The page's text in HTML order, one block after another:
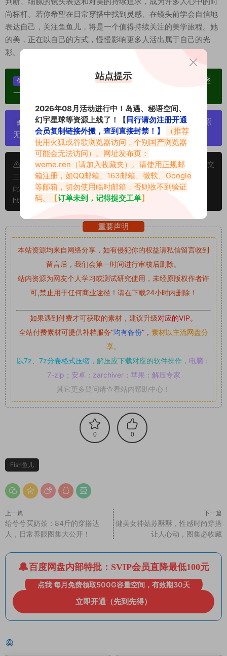
尚标杆。若你希望在日常穿搭中找到灵感、在镜头前学会自信地
表达自己，关注鱼鱼儿，将是一个值得持续关注的美学旅程。她
的美，正在以自己的方式，慢慢影响更多人活出属于自己的光
彩。
优势：
单个博主作品统一整合分享、素材高度去重复、逐
一归档方便收藏！
提示：
严禁搬运资源链接，一经发现封号处理，素材资源
无露点、需求请绕道，关闭本站网页！
申明：本文资源均来源网友分享，若侵犯了您的权限可以提交
工单处理。
此外本文章皆属于原创文章，转载请注明出处！原文链接：
https://www.abcjyw.com/17420.html
重要声明
本站资源均来自网络分享，如有侵犯你的权益请私信留言收到
留言后，我们会第一时间进行审核后删除。
站内资源为网友个人学习或测试研究使用，未经原版权作者许
可,禁止用于任何商业途径！请在下载24小时内删除！
如果遇到付费才可获取的素材，建议升级对应的VIP。
全站付费素材可提供补档服务“均有备份”， 素材以主流网盘分
享。
以7z、7z分卷格式压缩， 解压应下载对应的软件操作， 电脑：
7-zip；安卓：zarchiver；苹果：解压专家
其它更多疑问请查看站内帮助中心！
0 0
Fish鱼儿
上一篇
给兮兮买奶茶：84斤的穿搭达
人，日常养眼图集大公开！
下一篇
健美女神姑苏酥酥，性感时尚穿搭
让人心动，图集必收藏
百度网盘内部特批：SVIP会员直降最低100元
点我 每月免费领取500G容量空间，有效期30天
立即开通（先到先得）
站点提示
2026年08月活动进行中！岛遇、秘语空间、
幻宇星球等资源上线了！【同行请勿注册开通
会员复制链接外搬，查到直接封禁！】
（推荐
使用火狐或谷歌浏览器访问，个别国产浏览器
可能会无法访问）。网址发布页：
weme.ren （请加入收藏夹）。请使用正规邮
箱注册，如QQ邮箱、163邮箱、微软、Google
等邮箱，切勿使用临时邮箱，否则收不到验证
码。【订单未到，记得提交工单】